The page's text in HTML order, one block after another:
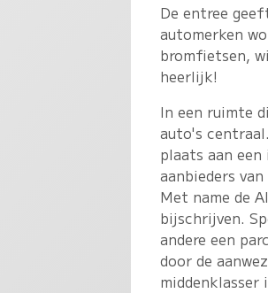
De entree
automerken
bromfietsen,
heerlijk!
In een ruimte
auto's
plaats aan
aanbieders
Met name de
bijschrijven.
andere een
door de